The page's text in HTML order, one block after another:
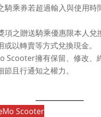
騎乘券若超過輸入與使用時
項之贈送騎乘優惠限本人兌
或以轉賣等方式兌換現金。
Scooter擁有保留、修改、
節且行通知之權力。
Scooter